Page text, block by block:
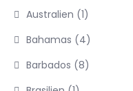
Australien (1)
Bahamas (4)
Barbados (8)